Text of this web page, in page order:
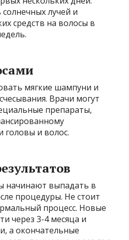
лучей и
средств на волосы в
мягкие шампуни и
Врачи могут
препараты,
головы и волос.
начинают выпадать в
процедуры. Не стоит
процесс. Новые
через 3-4 месяца и
а окончательные